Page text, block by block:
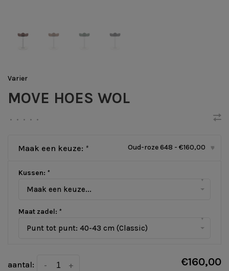
Varier
MOVE HOES WOL
• • • • •
Maak een keuze: * Oud-roze 648 - €160,00 ▾
Kussen: *
Maak een keuze...
▾
Maat zadel: *
Punt tot punt: 40-43 cm (Classic)
▾
aantal: +
- €160,00